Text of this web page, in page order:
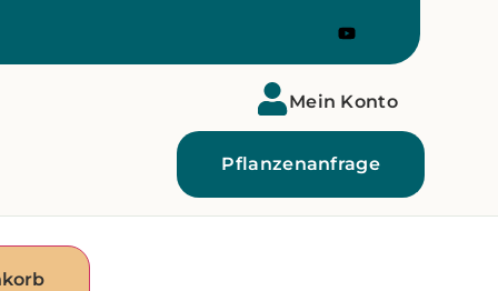
Mein Konto
Pflanzenanfrage